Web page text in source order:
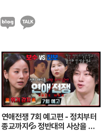
그
오
톡
연애전쟁 7회 예고편 - 정치부터
종교까지💦 정반대의 사상을 가